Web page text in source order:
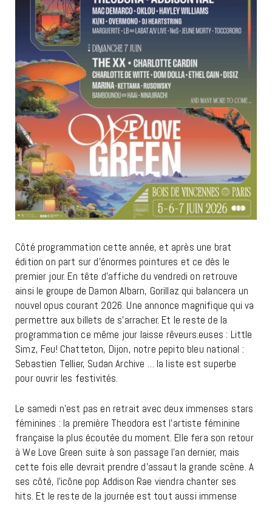
Côté programmation cette année, et après une brat
édition on part sur d’énormes pointures et ce dès le
premier jour. En tête d’affiche du vendredi on retrouve
ainsi le groupe de Damon Albarn, Gorillaz qui balancera un
nouvel opus courant 2026. Une annonce magnifique qui va
permettre aux billets de s’arracher. Et le reste de la
programmation ce même jour laisse rêveurs.euses : Little
Simz, Feu! Chatteton, Dijon, notre pepito bleu national :
Sebastien Tellier, Sudan Archive … la liste est superbe
pour ouvrir les festivités.
Le samedi n’est pas en retrait avec deux immenses stars
féminines : la première Theodora est l’artiste féminine
française la plus écoutée du moment. Elle fera son retour
à We Love Green suite à son passage l’an dernier, mais
cette fois elle devrait prendre d’assaut la grande scène. A
ses côté, l’icône pop Addison Rae viendra chanter ses
hits. Et le reste de la journée est tout aussi immense